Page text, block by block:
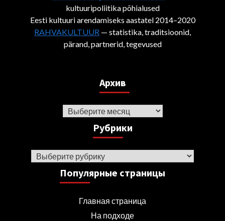
kultuuripoliitika põhialused
Eesti kultuuri arendamiseks aastatel 2014–2020
RAHVAKULTUUR — statistika, traditsioonid,
pärand, partnerid, tegevused
Архив
Архив
Рубрики
Рубрики
Популярные страницы
Главная страница
На подходе